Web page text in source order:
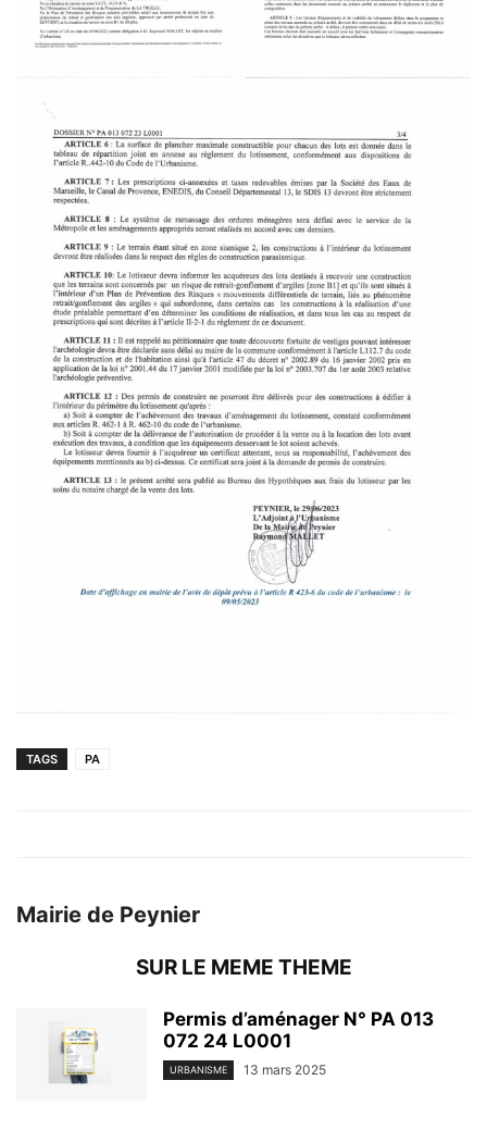
TAGS PA
Mairie de Peynier
SUR LE MEME THEME
Permis d’aménager N° PA 013
072 24 L0001
URBANISME 13 mars 2025